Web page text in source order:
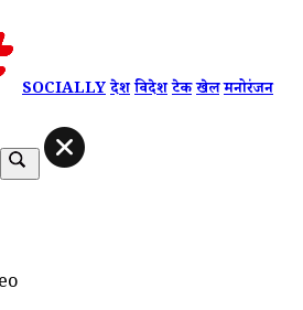
SOCIALLYदेशविदेशटेकखेलमनोरंजन